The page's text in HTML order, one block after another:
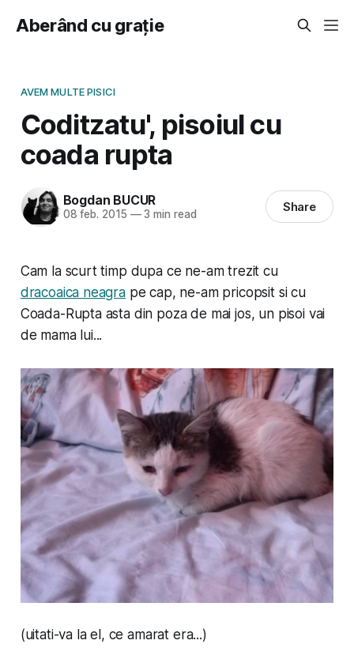
Aberând cu grație
AVEM MULTE PISICI
Coditzatu', pisoiul cu
coada rupta
Bogdan BUCUR
08 feb. 2015 —3 min read Share
Cam la scurt timp dupa ce ne-am trezit cu
dracoaica neagrape cap, ne-am pricopsit si cu
Coada-Rupta asta din poza de mai jos, un pisoi vai
de mama lui...
(uitati-va la el, ce amarat era...)